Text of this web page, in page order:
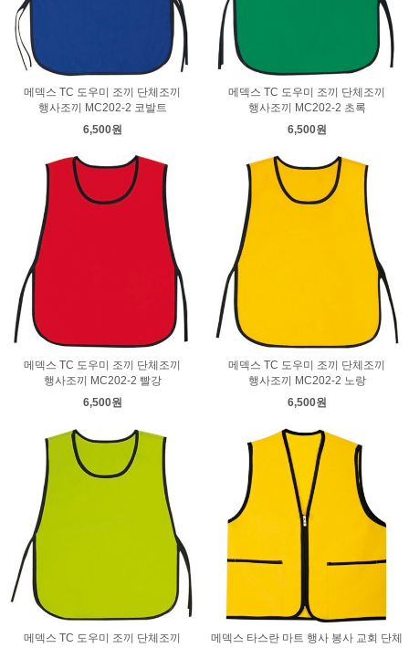
메덱스 TC 도우미 조끼 단체조끼
행사조끼 MC202-2 코발트
6,500원
메덱스 TC 도우미 조끼 단체조끼
행사조끼 MC202-2 초록
6,500원
메덱스 TC 도우미 조끼 단체조끼
행사조끼 MC202-2 빨강
6,500원
메덱스 TC 도우미 조끼 단체조끼
행사조끼 MC202-2 노랑
6,500원
메덱스 TC 도우미 조끼 단체조끼
메덱스 타스란 마트 행사 봉사 교회 단체